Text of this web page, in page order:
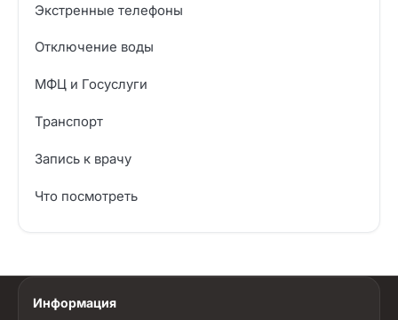
Экстренные телефоны
Отключение воды
МФЦ и Госуслуги
Транспорт
Запись к врачу
Что посмотреть
Информация